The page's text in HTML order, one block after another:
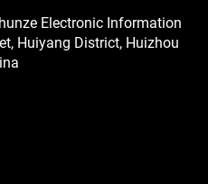
Electronic Information
Huiyang District, Huizhou